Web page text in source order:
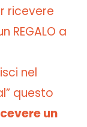
ricevere
REGALO a
nel
questo
un